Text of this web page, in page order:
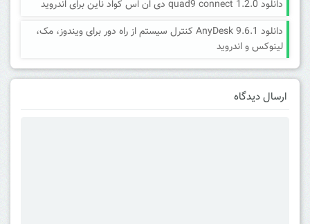
دانلود quad9 connect 1.2.0 دی ان اس کواد ناین برای اندروید
دانلود AnyDesk 9.6.1 کنترل سیستم از راه دور برای ویندوز، مک،
لینوکس و اندروید
ارسال دیدگاه